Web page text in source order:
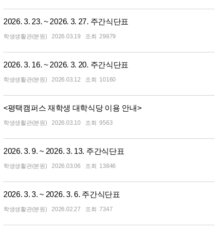
2026. 3. 23. ~ 2026. 3. 27. 주간식단표
학생생활관(분원) 2026.03.19 29879
2026. 3. 16. ~ 2026. 3. 20. 주간식단표
학생생활관(분원) 2026.03.12 10160
<평택캠퍼스 재학생 대학식당 이용 안내>
학생생활관(분원) 2026.03.10 9563
2026. 3. 9. ~ 2026. 3. 13. 주간식단표
학생생활관(분원) 2026.03.06 13846
2026. 3. 3. ~ 2026. 3. 6. 주간식단표
학생생활관(분원) 2026.02.27 7347